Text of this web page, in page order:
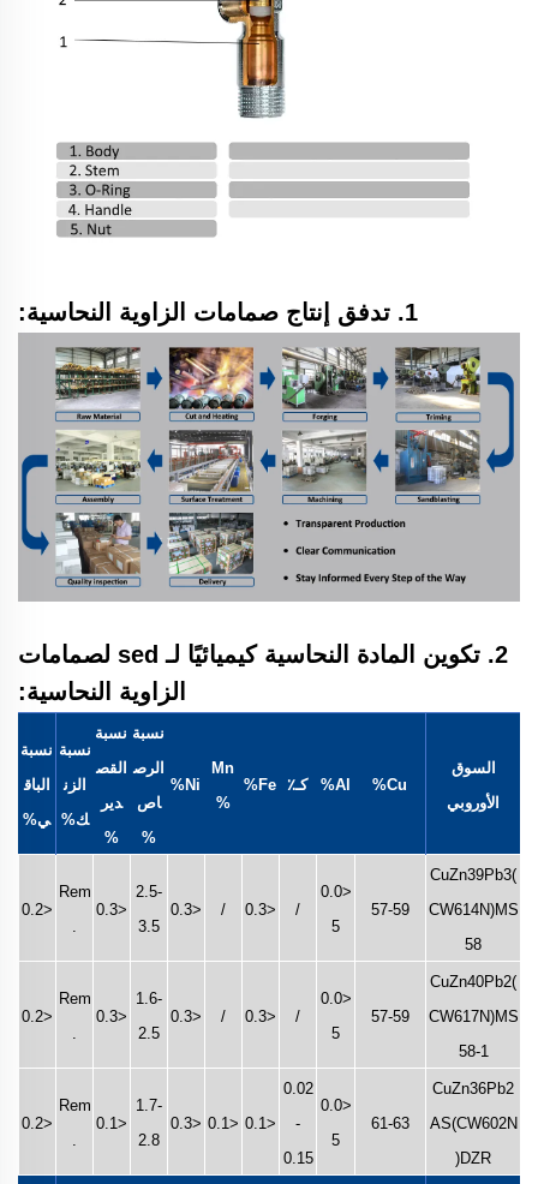
1. تدفق إنتاج صمامات الزاوية النحاسية:
2. تكوين المادة النحاسية كيميائيًا لـ sed لصمامات
الزاوية النحاسية:
السوق
الأوروبي
Cu%
Al% كـ٪ Fe%
Mn
%
Ni%
نسبة
الرص
اص
%
نسبة
القص
دير
%
نسبة
الزن
ك%
نسبة
الباق
ي%
CuZn39Pb3(
CW614N)MS
58
57-59
<0.0
5
/
<0.3
/
<0.3
2.5-
3.5
<0.3
Rem
<0.2
CuZn40Pb2(
CW617N)MS
58-1
57-59
<0.0
5
/
<0.3
/
<0.3
1.6-
2.5
<0.3
Rem
<0.2
CuZn36Pb2
AS(CW602N
)DZR
61-63
<0.0
5
0.02
-
0.15
<0.1
<0.1
<0.3
1.7-
2.8
<0.1
Rem
<0.2